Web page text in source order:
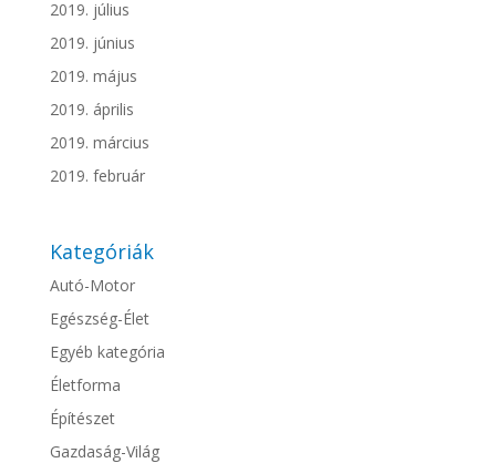
2019. július
2019. június
2019. május
2019. április
2019. március
2019. február
Kategóriák
Autó-Motor
Egészség-Élet
Egyéb kategória
Életforma
Építészet
Gazdaság-Világ